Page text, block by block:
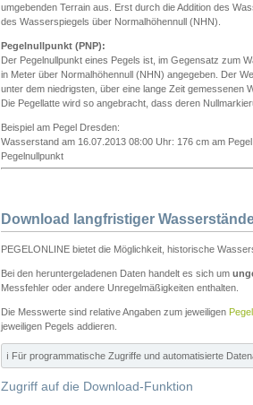
umgebenden Terrain aus. Erst durch die Addition des
des Wasserspiegels über Normalhöhennull (NHN).
Pegelnullpunkt (PNP):
Der Pegelnullpunkt eines Pegels ist, im Gegensatz zum
in Meter über Normalhöhennull (NHN) angegeben. Der
unter dem niedrigsten, über eine lange Zeit gemessenen
Die Pegellatte wird so angebracht, dass deren
Beispiel am Pegel Dresden:
Wasserstand am 16.07.2013 08:00 Uhr: 176 cm am Pegel
Pegelnullpunkt
Download langfristiger
PEGELONLINE bietet die Möglichkeit, historische
Bei den heruntergeladenen Daten handelt es sich um
Messfehler oder andere Unregelmäßigkeiten enthalten.
Die Messwerte sind relative Angaben zum jeweiligen
jeweiligen Pegels addieren.
ℹ️ Für programmatische Zugriffe und automatisierte
Zugriff auf die Download-Funktion